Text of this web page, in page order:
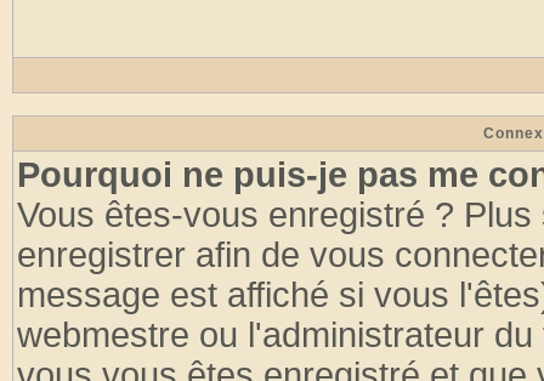
Pourquoi ne puis-je pas me
Vous êtes-vous enregistré ?
enregistrer afin de vous
message est affiché si vous
webmestre ou l'administrateur